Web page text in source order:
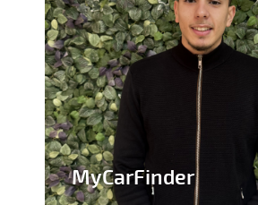
MyCarFinder